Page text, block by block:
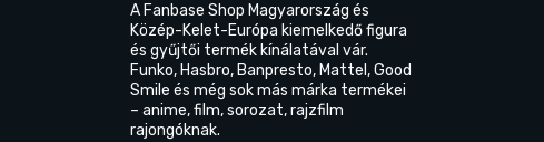
A Fanbase Shop Magyarország és
Közép-Kelet-Európa kiemelkedő figura
és gyűjtői termék kínálatával vár.
Funko, Hasbro, Banpresto, Mattel, Good
Smile és még sok más márka termékei
– anime, film, sorozat, rajzfilm
rajongóknak.